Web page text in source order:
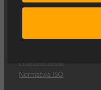
Sobre nosotros
Proyecto social
Normativa ISO